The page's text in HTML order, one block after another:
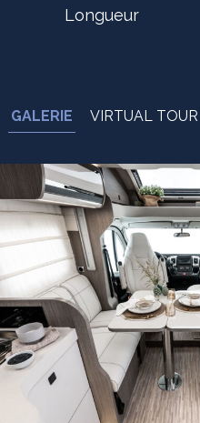
Longueur
GALERIE VIRTUAL TOUR